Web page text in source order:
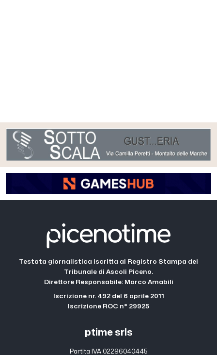
Testata giornalistica iscritta al Registro Stampa del
Tribunale di Ascoli Piceno.
Direttore Responsabile: Marco Amabili
Iscrizione nr. 492 del 6 aprile 2011
Iscrizione ROC n° 29925
ptime srls
Partita IVA 02286040445